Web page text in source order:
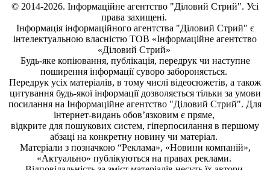
© 2014-2026. Інформаційне агентство "Діловий Стрий". Усі
права захищені.
Інформація інформаційного агентства "Діловий Стрий" є
інтелектуальною власністю ТОВ «Інформаційне агентство
«Діловий Стрий»
Будь-яке копiювання, публiкацiя, передрук чи наступне
поширення iнформацiї суворо забороняється.
Передрук усіх матеріалів, в тому числі відеосюжетів, а також
цитування будь-якої інформації дозволяється тільки за умови
посилання на Інформаційне агентство "Діловий Стрий". Для
інтернет-видань обов’язковим є пряме,
відкрите для пошукових систем, гіперпосилання в першому
абзаці на конкретну новину чи матеріал.
Матеріали з позначкою “Реклама», «Новини компаній»,
«Актуально» публікуються на правах реклами.